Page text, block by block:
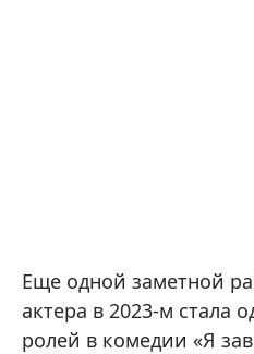
Еще одной заметной
актера в 2023-м стала
ролей в комедии «Я